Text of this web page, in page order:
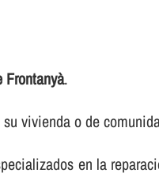
Frontanyà.
vivienda o de
en la